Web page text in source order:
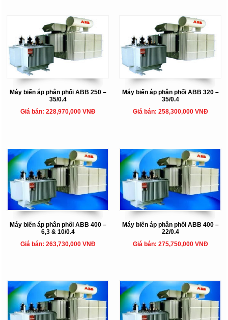
Máy biến áp phân phối ABB 250 –
35/0.4
Giá bán: 228,970,000 VNĐ
Máy biến áp phân phối ABB 320 –
35/0.4
Giá bán: 258,300,000 VNĐ
Máy biến áp phân phối ABB 400 –
6,3 & 10/0.4
Giá bán: 263,730,000 VNĐ
Máy biến áp phân phối ABB 400 –
22/0.4
Giá bán: 275,750,000 VNĐ